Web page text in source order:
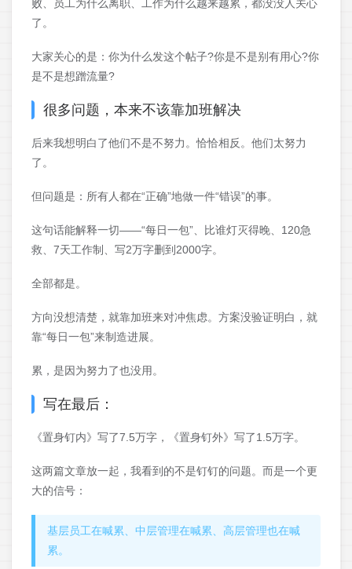
败、员工为什么离职、工作为什么越来越累，都没没人关心
了。
大家关心的是：你为什么发这个帖子?你是不是别有用心?你
是不是想蹭流量?
很多问题，本来不该靠加班解决
后来我想明白了他们不是不努力。恰恰相反。他们太努力
了。
但问题是：所有人都在“正确”地做一件“错误”的事。
这句话能解释一切——“每日一包”、比谁灯灭得晚、120急
救、7天工作制、写2万字删到2000字。
全部都是。
方向没想清楚，就靠加班来对冲焦虑。方案没验证明白，就
靠“每日一包”来制造进展。
累，是因为努力了也没用。
写在最后：
《置身钉内》写了7.5万字，《置身钉外》写了1.5万字。
这两篇文章放一起，我看到的不是钉钉的问题。而是一个更
大的信号：
基层员工在喊累、中层管理在喊累、高层管理也在喊
累。